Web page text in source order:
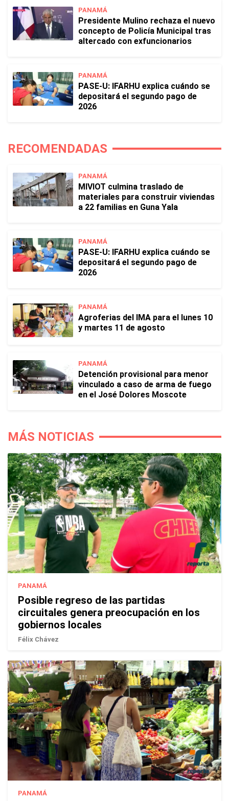
PANAMÁ
Presidente Mulino rechaza el nuevo
concepto de Policía Municipal tras
altercado con exfuncionarios
PANAMÁ
PASE-U: IFARHU explica cuándo se
depositará el segundo pago de
2026
RECOMENDADAS
PANAMÁ
MIVIOT culmina traslado de
materiales para construir viviendas
a 22 familias en Guna Yala
PANAMÁ
PASE-U: IFARHU explica cuándo se
depositará el segundo pago de
2026
PANAMÁ
Agroferias del IMA para el lunes 10
y martes 11 de agosto
PANAMÁ
Detención provisional para menor
vinculado a caso de arma de fuego
en el José Dolores Moscote
MÁS NOTICIAS
PANAMÁ
Posible regreso de las partidas
circuitales genera preocupación en los
gobiernos locales
Félix Chávez
PANAMÁ